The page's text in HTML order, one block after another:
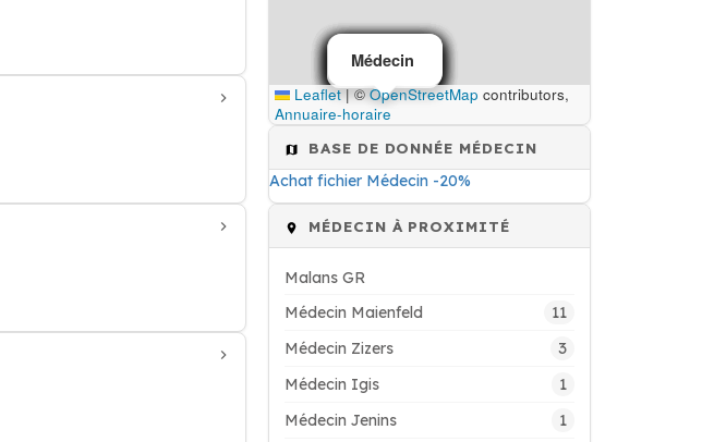
Médecin
Médecin
Médecin
Médecin
Médecin
Médecin
Médecin
Médecin
Médecin
Leaflet |©OpenStreetMap contributors,
Annuaire-horaire
BASE DE DONNÉE MÉDECIN
Achat fichier Médecin -20%
MÉDECIN À PROXIMITÉ
Malans GR
Médecin Maienfeld
11
Médecin Zizers 3
Médecin Igis 1
Médecin Jenins 1